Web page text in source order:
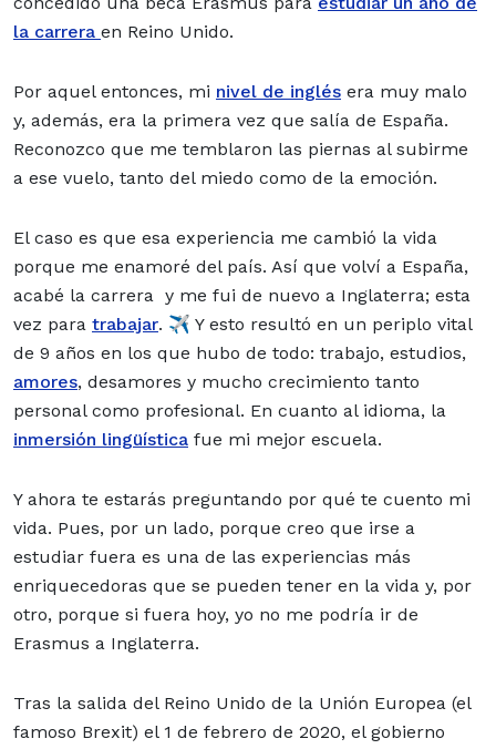
la carrera en Reino Unido.
Por aquel entonces, mi nivel de inglés era muy malo
y, además, era la primera vez que salía de España.
Reconozco que me temblaron las piernas al subirme
a ese vuelo, tanto del miedo como de la emoción.
El caso es que esa experiencia me cambió la vida
porque me enamoré del país. Así que volví a España,
acabé la carrera y me fui de nuevo a Inglaterra; esta
vez para trabajar. ✈️ Y esto resultó en un periplo vital
de 9 años en los que hubo de todo: trabajo, estudios,
amores, desamores y mucho crecimiento tanto
personal como profesional. En cuanto al idioma, la
inmersión lingüística fue mi mejor escuela.
Y ahora te estarás preguntando por qué te cuento mi
vida. Pues, por un lado, porque creo que irse a
estudiar fuera es una de las experiencias más
enriquecedoras que se pueden tener en la vida y, por
otro, porque si fuera hoy, yo no me podría ir de
Erasmus a Inglaterra.
Tras la salida del Reino Unido de la Unión Europea (el
famoso Brexit) el 1 de febrero de 2020, el gobierno